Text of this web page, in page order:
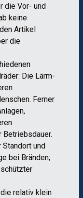
die Vor- und
keine
Artikel
die
Die Lärm-
Ferner
Betriebsdauer.
und
bei Bränden;
relativ klein